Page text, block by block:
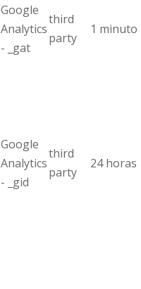
Google
Analytics
- _gat
third
party
1 minuto
Google
Analytics
- _gid
third
party
24 horas